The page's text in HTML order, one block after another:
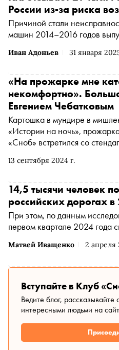
Иван Адоньев 31 января
России из-за риска
Причиной стали
машин 2014–2016 годов
13 сентября 2024 г.
«На прожарке мне
некомфортно».
Евгением Чебатковым
Картошка в мундире в
«Истории на ночь»,
«Сноб» встретился со
одновременно и любимцем
Матвей Иващенко 2 апреля
14,5 тысячи человек
российских дорогах в
При этом, по данным
первом квартале 2024 года
Вступайте в Клуб
Ведите блог, рассказывайте
интересными людьми на